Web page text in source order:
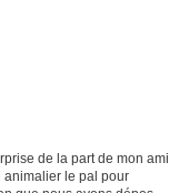
de la part de mon ami
animalier le pal pour